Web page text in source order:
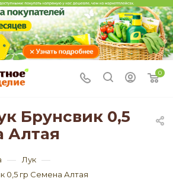
0
Брунсвик 0,5
Алтая
— Лук —
0,5 гр Семена Алтая